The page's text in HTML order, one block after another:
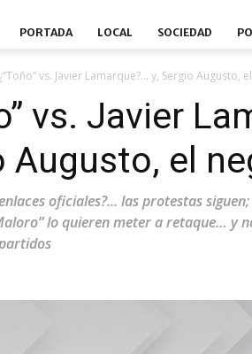
PORTADA LOCAL SOCIEDAD
¿“Toño” vs. Javier Lamarque?… y, Sergio Augusto,
vs. Javier
Augusto, el
oficiales?... las protestas
lo quieren meter a retaque… y